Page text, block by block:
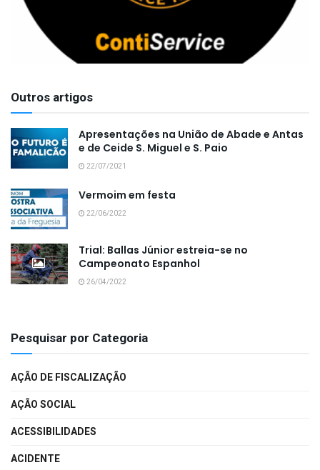
Outros artigos
Apresentações na União de Abade e Antas
e de Ceide S. Miguel e S. Paio
22/07/2021
Vermoim em festa
22/06/2022
Trial: Ballas Júnior estreia-se no
Campeonato Espanhol
26/04/2022
Pesquisar por Categoria
AÇÃO DE FISCALIZAÇÃO
AÇÃO SOCIAL
ACESSIBILIDADES
ACIDENTE